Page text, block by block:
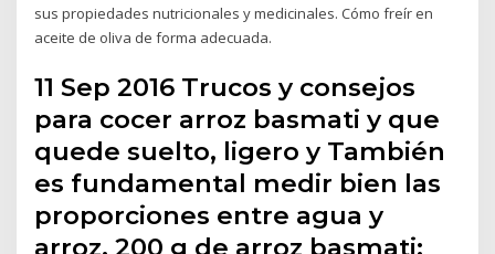
sus propiedades nutricionales y medicinales. Cómo freír en
aceite de oliva de forma adecuada.
11 Sep 2016 Trucos y consejos
para cocer arroz basmati y que
quede suelto, ligero y También
es fundamental medir bien las
proporciones entre agua y
arroz. 200 g de arroz basmati;